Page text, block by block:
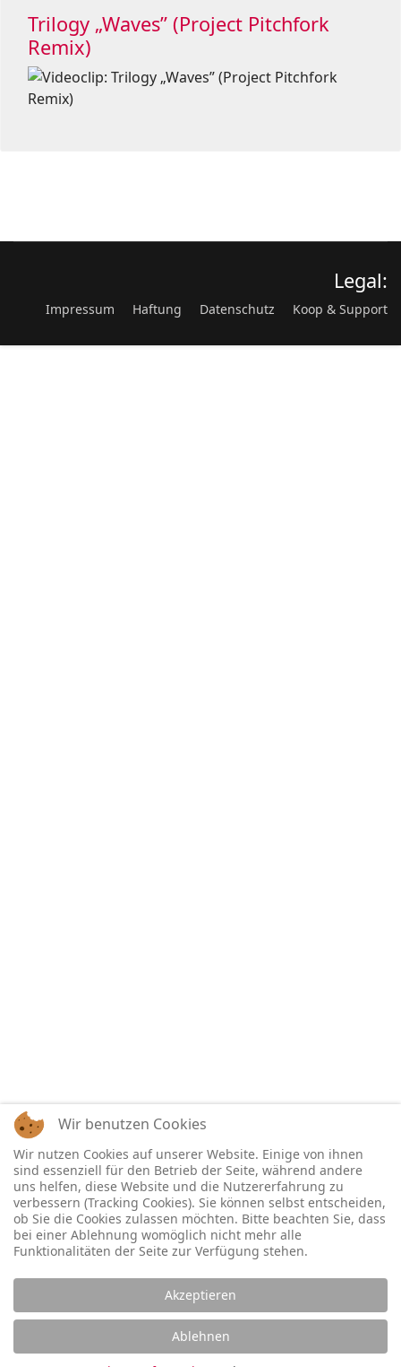
Trilogy „Waves” (Project Pitchfork
Remix)
Legal:
Impressum Haftung Datenschutz Koop & Support
Wir benutzen Cookies
Wir nutzen Cookies auf unserer Website. Einige von ihnen
sind essenziell für den Betrieb der Seite, während andere
uns helfen, diese Website und die Nutzererfahrung zu
verbessern (Tracking Cookies). Sie können selbst entscheiden,
ob Sie die Cookies zulassen möchten. Bitte beachten Sie, dass
bei einer Ablehnung womöglich nicht mehr alle
Funktionalitäten der Seite zur Verfügung stehen.
Akzeptieren
Ablehnen